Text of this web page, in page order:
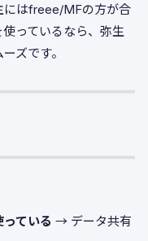
にはfreee/MFの方が合
っているなら、弥生
ズです。
ている → データ共有